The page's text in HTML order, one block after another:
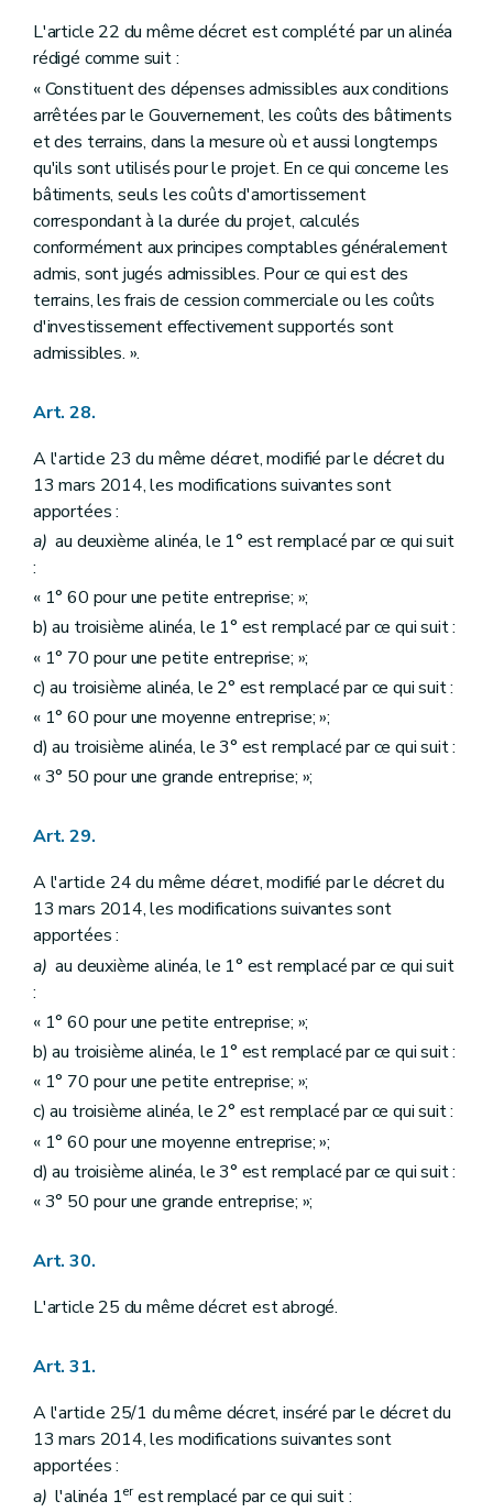
L'article 22 du même décret est complété par un alinéa
rédigé comme suit :
« Constituent des dépenses admissibles aux conditions
arrêtées par le Gouvernement, les coûts des bâtiments
et des terrains, dans la mesure où et aussi longtemps
qu'ils sont utilisés pour le projet. En ce qui concerne les
bâtiments, seuls les coûts d'amortissement
correspondant à la durée du projet, calculés
conformément aux principes comptables généralement
admis, sont jugés admissibles. Pour ce qui est des
terrains, les frais de cession commerciale ou les coûts
d'investissement effectivement supportés sont
admissibles. ».
Art. 28.
A l'article 23 du même décret, modifié par le décret du
13 mars 2014, les modifications suivantes sont
apportées :
a) au deuxième alinéa, le 1° est remplacé par ce qui suit
:
« 1° 60 pour une petite entreprise; »;
b) au troisième alinéa, le 1° est remplacé par ce qui suit :
« 1° 70 pour une petite entreprise; »;
c) au troisième alinéa, le 2° est remplacé par ce qui suit :
« 1° 60 pour une moyenne entreprise; »;
d) au troisième alinéa, le 3° est remplacé par ce qui suit :
« 3° 50 pour une grande entreprise; »;
Art. 29.
A l'article 24 du même décret, modifié par le décret du
13 mars 2014, les modifications suivantes sont
apportées :
a) au deuxième alinéa, le 1° est remplacé par ce qui suit
:
« 1° 60 pour une petite entreprise; »;
b) au troisième alinéa, le 1° est remplacé par ce qui suit :
« 1° 70 pour une petite entreprise; »;
c) au troisième alinéa, le 2° est remplacé par ce qui suit :
« 1° 60 pour une moyenne entreprise; »;
d) au troisième alinéa, le 3° est remplacé par ce qui suit :
« 3° 50 pour une grande entreprise; »;
Art. 30.
L'article 25 du même décret est abrogé.
Art. 31.
A l'article 25/1 du même décret, inséré par le décret du
13 mars 2014, les modifications suivantes sont
apportées :
a) l'alinéa 1erest remplacé par ce qui suit :